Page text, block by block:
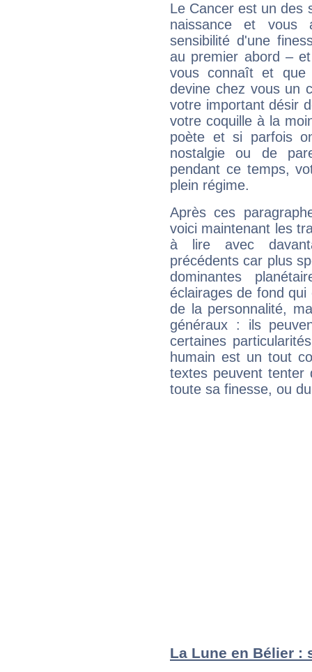
Le Cancer est un des
naissance et vous
sensibilité d'une
au premier abord –
vous connaît et
devine chez vous un
votre important désir
votre coquille à la
poète et si parfois
nostalgie ou de
pendant ce temps,
plein régime.
Après ces
voici maintenant les
à lire avec
précédents car plus
dominantes
éclairages de fond
de la personnalité,
généraux : ils
certaines
humain est un tout
textes peuvent tenter
toute sa finesse, ou
La Lune en Bélier :